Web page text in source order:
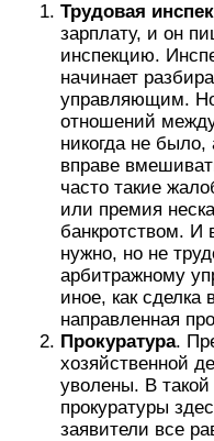
Трудовая
зарплату, и он
инспекцию.
начинает
управляющим.
отношений
никогда не было,
вправе
часто такие
или премия
банкротством. И
нужно, но не
арбитражному
иное, как сделка
направленная
Прокуратура.
хозяйственной
уволены. В
прокуратуры
заявители все